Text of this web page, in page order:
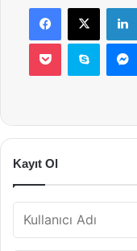
Facebook
X
Pocket Skype
Kayıt Ol